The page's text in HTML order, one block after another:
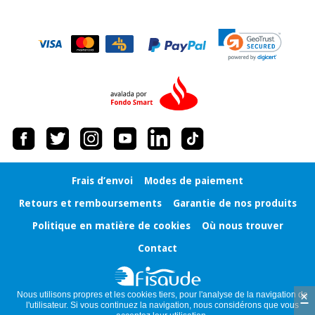
Orthopédie
(déstockage)
Frais d’envoi
Modes de paiement
Retours et remboursements
Garantie de nos produits
Politique en matière de cookies
Où nous trouver
Contact
Nous utilisons propres et les cookies tiers, pour l'analyse de la navigation de
l'utilisateur. Si vous continuez la navigation, nous considérons que vous×